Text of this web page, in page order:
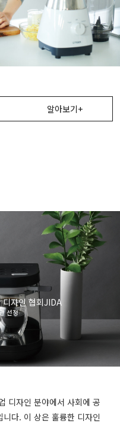
알아보기+
디자인 협회JIDA
선정
디자인 분야에서 사회에 공
다. 이 상은 훌륭한 디자인